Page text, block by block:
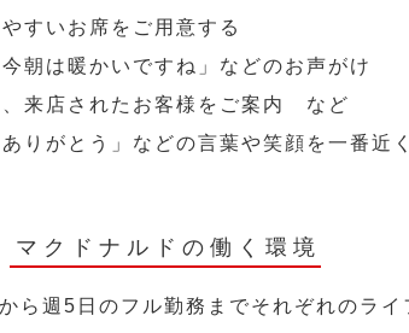
すいお席をご用意する
朝は暖かいですね」などのお声がけ
、来店されたお客様をご案内 など
りがとう」などの言葉や笑顔を一番近
マクドナルドの働く環境
ら週5日のフル勤務までそれぞれのラ